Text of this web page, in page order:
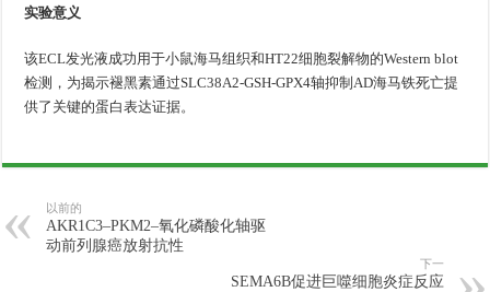
实验意义
该ECL发光液成功用于小鼠海马组织和HT22细胞裂解物的Western blot
检测，为揭示褪黑素通过SLC38A2-GSH-GPX4轴抑制AD海马铁死亡提
供了关键的蛋白表达证据。
以前的
AKR1C3–PKM2–氧化磷酸化轴驱
动前列腺癌放射抗性
下一
SEMA6B促进巨噬细胞炎症反应